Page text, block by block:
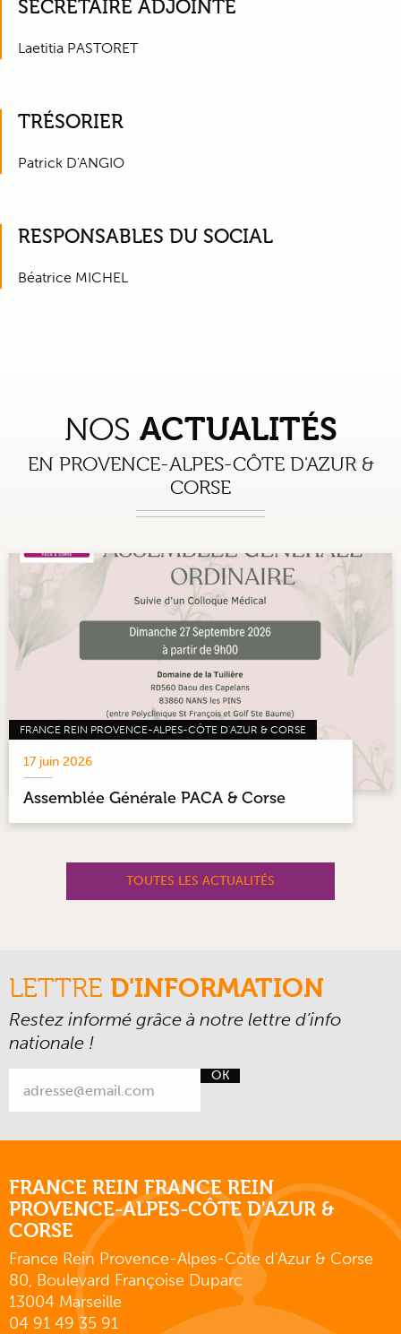
SECRÉTAIRE ADJOINTE
Laetitia PASTORET
TRÉSORIER
Patrick D'ANGIO
RESPONSABLES DU SOCIAL
Béatrice MICHEL
NOS ACTUALITÉS
EN PROVENCE-ALPES-CÔTE D'AZUR &
CORSE
FRANCE REIN PROVENCE-ALPES-CÔTE D'AZUR & CORSE
17 juin 2026
Assemblée Générale PACA & Corse
TOUTES LES ACTUALITÉS
LETTRE D'INFORMATION
Restez informé grâce à notre lettre d’info
nationale !
OK
FRANCE REIN FRANCE REIN
PROVENCE-ALPES-CÔTE D'AZUR &
CORSE
France Rein Provence-Alpes-Côte d'Azur & Corse
80, Boulevard Françoise Duparc
13004 Marseille
04 91 49 35 91